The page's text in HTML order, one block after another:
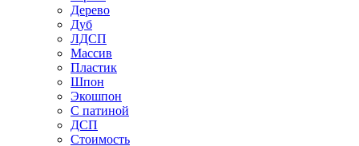
Дерево
Дуб
ЛДСП
Массив
Пластик
Шпон
Экошпон
С патиной
ДСП
Стоимость